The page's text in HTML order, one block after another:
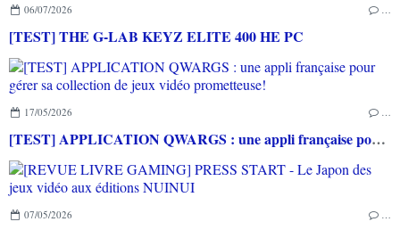
06/07/2026 …
[TEST] THE G-LAB KEYZ ELITE 400 HE PC
17/05/2026 …
[TEST] APPLICATION QWARGS : une appli française pour gérer sa collection de jeux vidéo prometteuse!
07/05/2026 …